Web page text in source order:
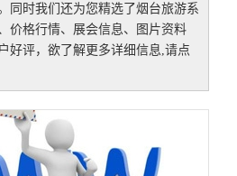
同时我们还为您精选了烟台旅游系
价格行情、展会信息、图片资料
好评，欲了解更多详细信息,请点